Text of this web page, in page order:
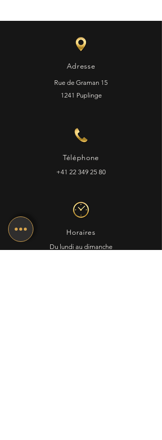
Adresse
Rue de Graman 15
1241 Puplinge
Téléphone
+41 22 349 25 80
Horaires
Du lundi au dimanche